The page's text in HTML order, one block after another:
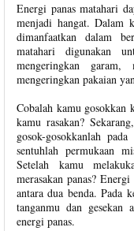
Energi panas matahari
menjadi hangat. Dalam
dimanfaatkan dalam
matahari digunakan
mengeringkan
mengeringkan pakaian
Cobalah kamu gosokkan
kamu rasakan?
gosok-gosokkanlah
sentuhlah permukaan
Setelah kamu
merasakan panas?
antara dua benda. Pada
tanganmu dan gesekan
energi panas.